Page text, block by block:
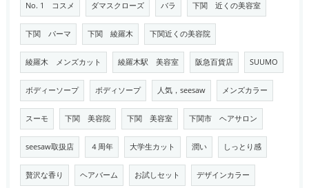
No. 1 コスメ ダマスクローズ バラ 下関 近くの美容室
下関 パーマ 下関 綾羅木 下関近くの美容院
綾羅木 メンズカット 綾羅木駅 美容室 阪急百貨店 SUUMO
ボディーソープ ボディソープ 人気，seesaw メンズカラー
スーモ 下関 美容院 下関 美容室 下関市 ヘアサロン
seesaw取扱店 ４周年 大学生カット 潤い しっとり感
贅沢な香り ヘアバーム お試しセット デザインカラー